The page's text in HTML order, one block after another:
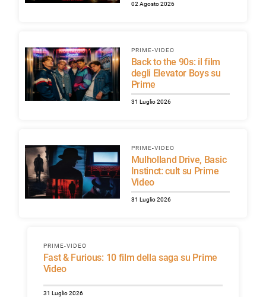
02 Agosto 2026
PRIME-VIDEO
Back to the 90s: il film
degli Elevator Boys su
Prime
31 Luglio 2026
PRIME-VIDEO
Mulholland Drive, Basic
Instinct: cult su Prime
Video
31 Luglio 2026
PRIME-VIDEO
Fast & Furious: 10 film della saga su Prime
Video
31 Luglio 2026